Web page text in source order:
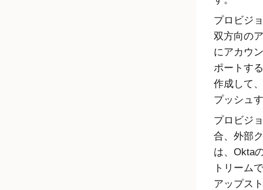
プロビジ
双方向の
にアカウ
ポートす
作成して
プッシュ
プロビジ
合、外部
は、 Okta
トリーム
アップス